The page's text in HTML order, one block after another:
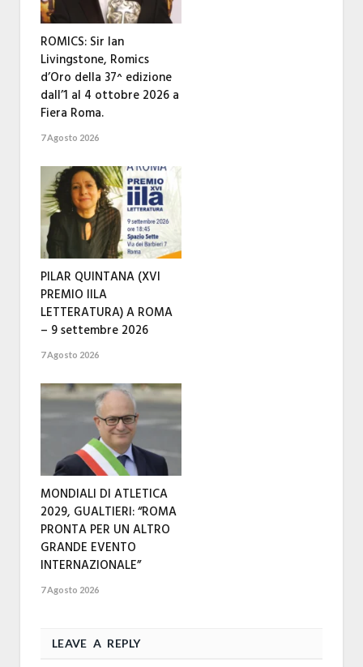
ROMICS: Sir Ian
Livingstone, Romics
d’Oro della 37^ edizione
dall’1 al 4 ottobre 2026 a
Fiera Roma.
7 Agosto 2026
PILAR QUINTANA (XVI
PREMIO IILA
LETTERATURA) A ROMA
– 9 settembre 2026
7 Agosto 2026
MONDIALI DI ATLETICA
2029, GUALTIERI: “ROMA
PRONTA PER UN ALTRO
GRANDE EVENTO
INTERNAZIONALE”
7 Agosto 2026
LEAVE A REPLY